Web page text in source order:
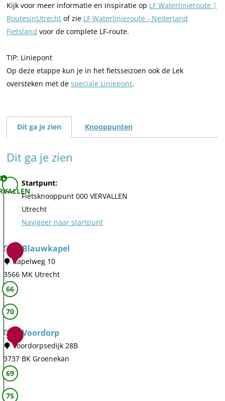
Kijk voor meer informatie en inspiratie op LF Waterlinieroute |
RoutesinUtrecht of zie LF Waterlinieroute - Nederland
Fietsland voor de complete LF-route.
TIP: Liniepont
Op deze etappe kun je in het fietsseizoen ook de Lek
oversteken met de speciale Liniepont.
Dit ga je zien Knooppunten
Dit ga je zien
Startpunt:
Fietsknooppunt 000 VERVALLEN
Utrecht
Navigeer naar startpunt
1
Fort Blauwkapel
Kapelweg 10
3566 MK Utrecht
F
o
r
B
a
u
w
66
70
2
Fort Voordorp
Voordorpsedijk 28B
3737 BK Groenekan
F
o
r
69
75